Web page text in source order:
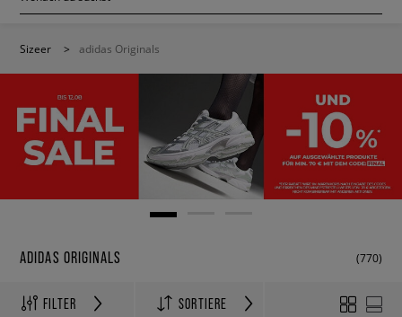
Sizeer > adidas Originals
ADIDAS ORIGINALS (770)
FILTER SORTIERE